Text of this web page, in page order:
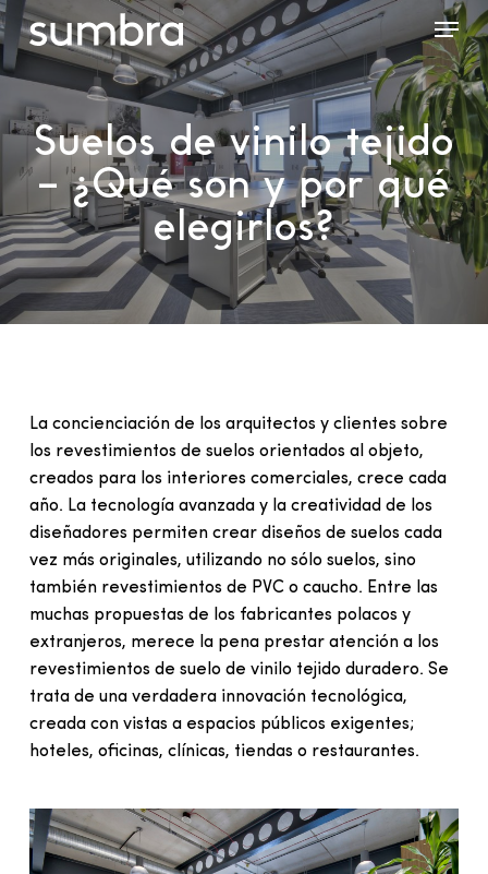
Skip
to
main
content
Menu
Suelos de vinilo tejido
– ¿Qué son y por qué
elegirlos?
La concienciación de los arquitectos y clientes sobre
los revestimientos de suelos orientados al objeto,
creados para los interiores comerciales, crece cada
año. La tecnología avanzada y la creatividad de los
diseñadores permiten crear diseños de suelos cada
vez más originales, utilizando no sólo suelos, sino
también revestimientos de PVC o caucho. Entre las
muchas propuestas de los fabricantes polacos y
extranjeros, merece la pena prestar atención a los
revestimientos de suelo de vinilo tejido duradero. Se
trata de una verdadera innovación tecnológica,
creada con vistas a espacios públicos exigentes;
hoteles, oficinas, clínicas, tiendas o restaurantes.